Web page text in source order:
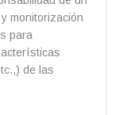
monitorización
para
de las